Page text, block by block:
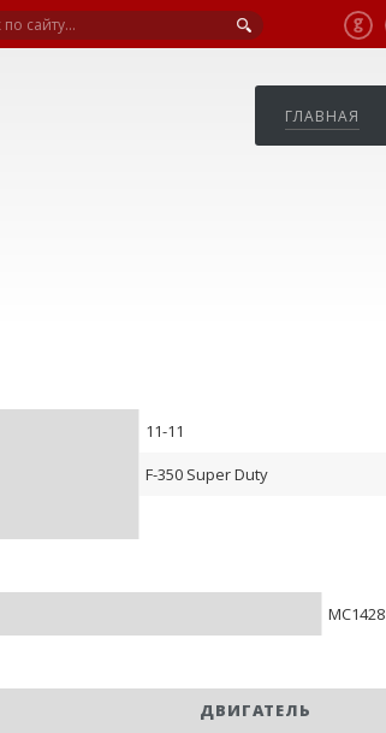
ГЛАВНАЯ
11-11
F-350 Super Duty
MC1428
ДВИГАТЕЛЬ